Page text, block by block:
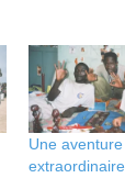
Une aventure
extraordinaire